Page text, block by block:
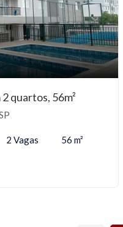
quartos, 56m²
2 Vagas 56 m²